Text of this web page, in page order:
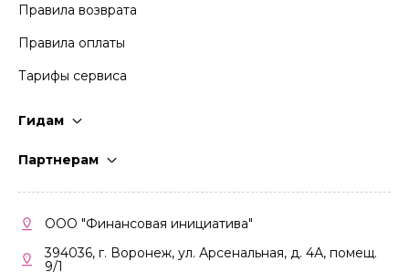
Правила возврата
Правила оплаты
Тарифы сервиса
Гидам
Партнерам
Кабинет партнера
Правила участия
ООО "Финансовая инициатива"
394036, г. Воронеж, ул. Арсенальная, д. 4А, помещ.
9/1